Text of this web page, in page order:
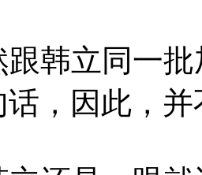
韩立同一批
，因此，